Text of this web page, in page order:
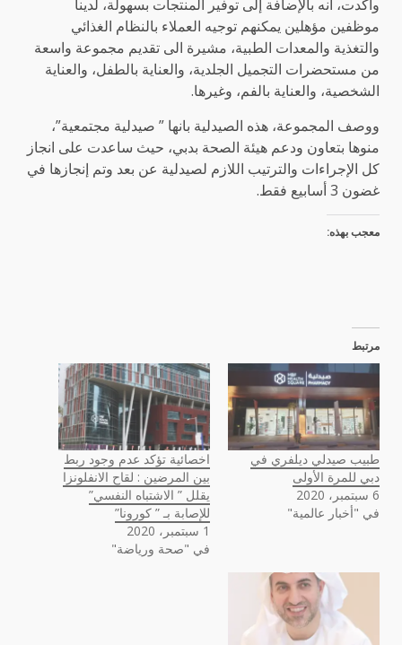
واكدت، انه بالإضافة إلى توفير المنتجات بسهولة، لدينا
موظفين مؤهلين يمكنهم توجيه العملاء بالنظام الغذائي
والتغذية والمعدات الطبية، مشيرة الى تقديم مجموعة واسعة
من مستحضرات التجميل الجلدية، والعناية بالطفل، والعناية
الشخصية، والعناية بالفم، وغيرها.
ووصف المجموعة، هذه الصيدلية بانها ” صيدلية مجتمعية”،
منوها بتعاون ودعم هيئة الصحة بدبي، حيث ساعدت على انجاز
كل الإجراءات والترتيب اللازم لصيدلية عن بعد وتم إنجازها في
غضون 3 أسابيع فقط.
معجب بهذه:
مرتبط
طبيب صيدلي ديلفري في
دبي للمرة الأولى
6 سبتمبر، 2020
في "أخبار عالمية"
اخصائية تؤكد عدم وجود ربط
بين المرضين : لقاح الانفلونزا
يقلل ” الاشتباه النفسي”
للإصابة بـ ” كورونا”
1 سبتمبر، 2020
في "صحة ورياضة"